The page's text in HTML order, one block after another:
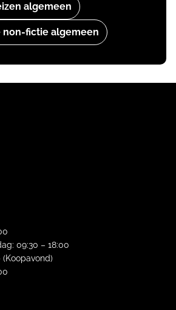
algemeen
non-fictie algemeen
09:30 – 18:00